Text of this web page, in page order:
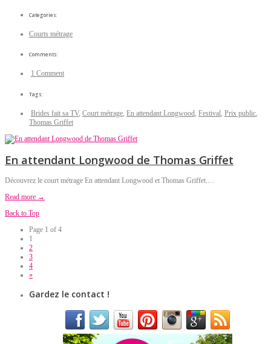
Categories:
Courts métrage
Comments:
1 Comment
Tags:
Brides fait sa TV, Court métrage En attendant Longwood Festival Prix public
Thomas Griffet
En attendant Longwood de Thomas Griffet
Découvrez le court métrage En attendant Longwood et Thomas Griffet.…
Read more →
Back to Top
Page 1 of 4
1
2
3
4
»
Gardez le contact !